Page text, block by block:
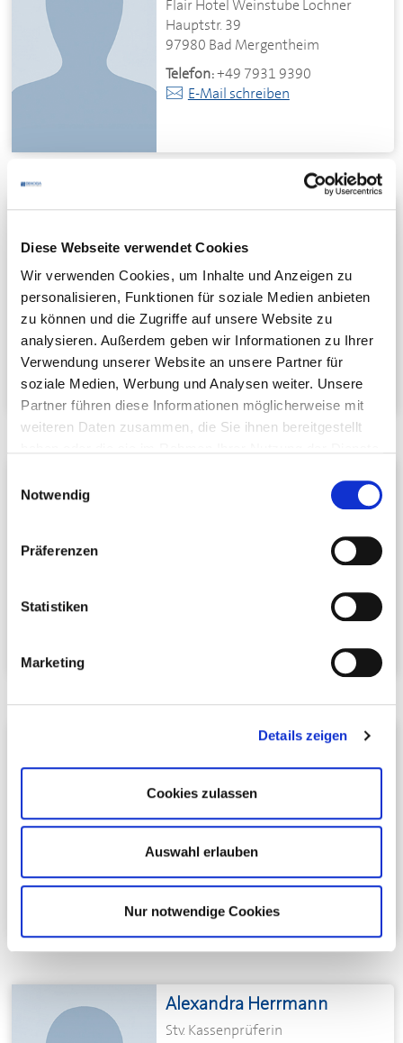
Diese Webseite verwendet Cookies
Wir verwenden Cookies, um Inhalte und Anzeigen zu
personalisieren, Funktionen für soziale Medien anbieten
zu können und die Zugriffe auf unsere Website zu
analysieren. Außerdem geben wir Informationen zu Ihrer
Verwendung unserer Website an unsere Partner für
soziale Medien, Werbung und Analysen weiter. Unsere
Partner führen diese Informationen möglicherweise mit
weiteren Daten zusammen, die Sie ihnen bereitgestellt
Notwendig
Präferenzen
Statistiken
Marketing
Details zeigen
Cookies zulassen
Auswahl erlauben
Nur notwendige Cookies
Flair Hotel Weinstube Lochner
Hauptstr. 39
97980 Bad Mergentheim
Telefon:+49 7931 9390
E-Mail schreiben
Sandra Thum
Vorsitzende FG Berufsbildung
Weinlauben Restaurant Schurk
Hauptstr. 57
97980 Bad Mergentheim
Telefon:+49 7931 2132
E-Mail schreiben
-Unternehmerinnen
Elfriede Willnath
Kassenprüferin
Gasthaus zum goldenen Adler
97877 Wertheim
Telefon:+49 9342 650
E-Mail schreiben
Alexandra Herrmann
Stv. Kassenprüferin